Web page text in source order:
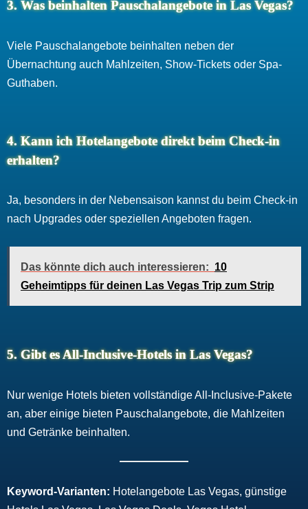
3. Was beinhalten Pauschalangebote in Las Vegas?
Viele Pauschalangebote beinhalten neben der
Übernachtung auch Mahlzeiten, Show-Tickets oder Spa-
Guthaben.
4. Kann ich Hotelangebote direkt beim Check-in
erhalten?
Ja, besonders in der Nebensaison kannst du beim Check-in
nach Upgrades oder speziellen Angeboten fragen.
Das könnte dich auch interessieren: 10
Geheimtipps für deinen Las Vegas Trip zum Strip
5. Gibt es All-Inclusive-Hotels in Las Vegas?
Nur wenige Hotels bieten vollständige All-Inclusive-Pakete
an, aber einige bieten Pauschalangebote, die Mahlzeiten
und Getränke beinhalten.
Keyword-Varianten: Hotelangebote Las Vegas, günstige